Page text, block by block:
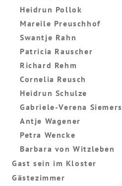
Heidrun Pollok
Mareile Preuschhof
Swantje Rahn
Patricia Rauscher
Richard Rehm
Cornelia Reusch
Heidrun Schulze
Gabriele-Verena Siemers
Antje Wagener
Petra Wencke
Barbara von Witzleben
Gast sein im Kloster
Gästezimmer